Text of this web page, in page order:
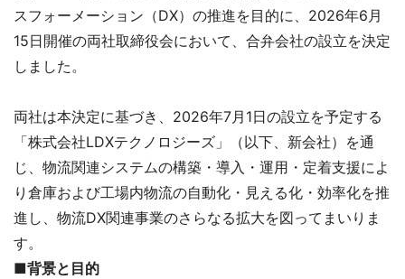
スフォーメーション（DX）の推進を目的に、2026年6月
15日開催の両社取締役会において、合弁会社の設立を決定
しました。
両社は本決定に基づき、2026年7月1日の設立を予定する
「株式会社LDXテクノロジーズ」（以下、新会社）を通
じ、物流関連システムの構築・導入・運用・定着支援によ
り倉庫および工場内物流の自動化・見える化・効率化を推
進し、物流DX関連事業のさらなる拡大を図ってまいりま
す。
■背景と目的